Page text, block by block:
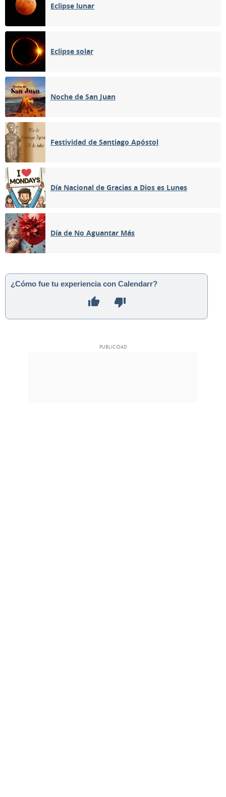
Eclipse lunar
Eclipse solar
Noche de San Juan
Festividad de Santiago Apóstol
Día Nacional de Gracias a Dios es Lunes
Día de No Aguantar Más
¿Cómo fue tu experiencia con Calendarr?